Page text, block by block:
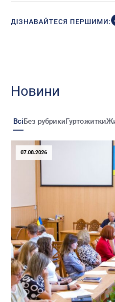
ДІЗНАВАЙТЕСЯ ПЕРШИМИ:
Новини
Всі Без рубрики Гуртожитки
07.08.2026